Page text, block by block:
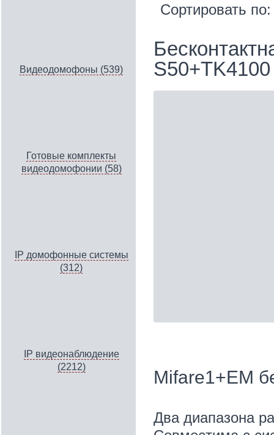
Видеодомофоны (539)
Готовые комплекты
видеодомофонии (58)
IP домофонные системы
(312)
IP видеонаблюдение
(2212)
Сортировать
S50+TK4100
Mifare1+EM
Два диапазона